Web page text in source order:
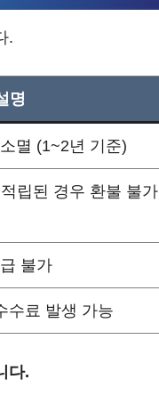
.
명
멸 (1~2년 기준)
립된 경우 환불 불가
불가
수료 발생 가능
다.